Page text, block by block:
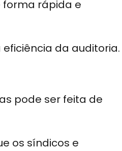
forma rápida e
da auditoria.
pode ser feita de
os síndicos e